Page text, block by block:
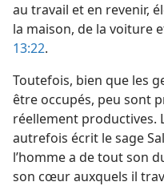
au travail et en revenir,
la maison, de la voiture
13:22.
Toutefois, bien que les
être occupés, peu sont
réellement productives.
autrefois écrit le sage
l’homme a de tout son
son cœur auxquels il